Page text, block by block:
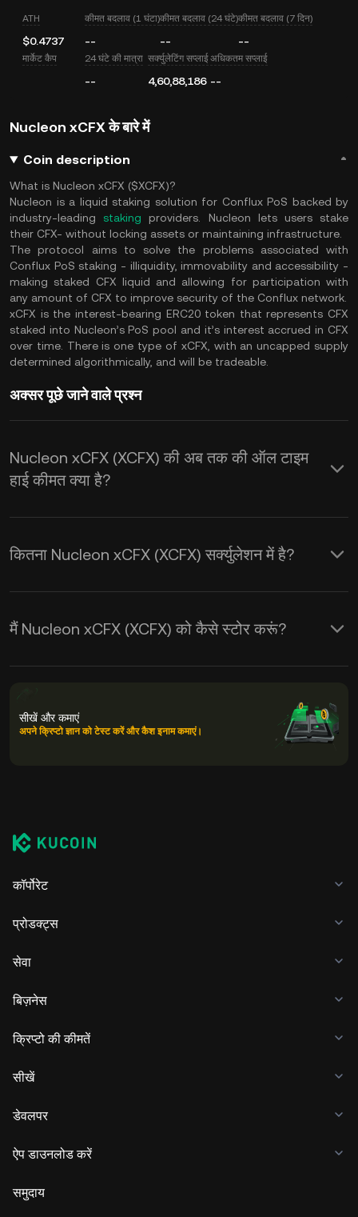
ATH
$0.4737
कीमत बदलाव (1 घंटा)
--
कीमत बदलाव (24 घंटे)
--
कीमत बदलाव (7 दिन)
--
मार्केट कैप 24 घंटे की मात्रा
--
सर्क्युलेटिंग सप्लाई
4,60,88,186
अधिकतम सप्लाई
--
Nucleon xCFX के बारे में
Coin description
What is Nucleon xCFX ($XCFX)?
Nucleon is a liquid staking solution for Conflux PoS backed by
industry-leading staking providers. Nucleon lets users stake
their CFX- without locking assets or maintaining infrastructure.
The protocol aims to solve the problems associated with
Conflux PoS staking - illiquidity, immovability and accessibility -
making staked CFX liquid and allowing for participation with
any amount of CFX to improve security of the Conflux network.
xCFX is the interest-bearing ERC20 token that represents CFX
staked into Nucleon’s PoS pool and it’s interest accrued in CFX
over time. There is one type of xCFX, with an uncapped supply
determined algorithmically, and will be tradeable.
अक्सर पूछे जाने वाले प्रश्न
Nucleon xCFX (XCFX) की अब तक की ऑल टाइम
हाई कीमत क्या है?
कितना Nucleon xCFX (XCFX) सर्क्युलेशन में है?
मैं Nucleon xCFX (XCFX) को कैसे स्टोर करूं?
सीखें और कमाएं
अपने क्रिप्टो ज्ञान को टेस्ट करें और कैश इनाम कमाएं।
कॉर्पोरेट
प्रोडक्ट्स
सेवा
बिज़नेस
क्रिप्टो की कीमतें
सीखें
डेवलपर
ऐप डाउनलोड करें
समुदाय